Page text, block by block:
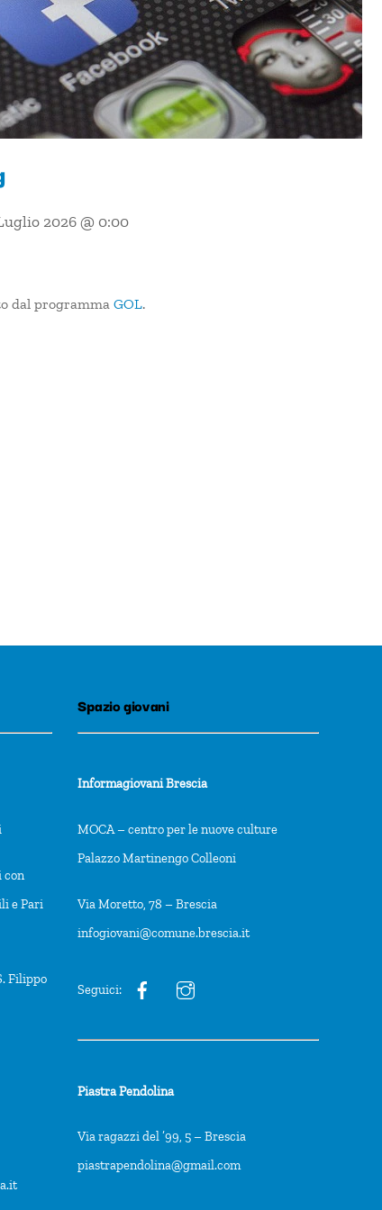
2026@ 0:00
dal programma GOL.
con
e Pari
Filippo
Spazio giovani
Informagiovani Brescia
MOCA – centro per le nuove culture
Palazzo Martinengo Colleoni
Via Moretto, 78 – Brescia
infogiovani@comune.brescia.it
Seguici:
Piastra Pendolina
Via ragazzi del ’99, 5 – Brescia
piastrapendolina@gmail.com